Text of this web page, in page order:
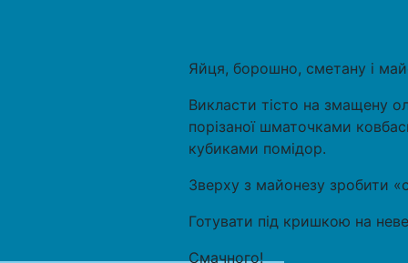
Яйця, борошно, сметану і
Викласти тісто на змащену
порізаної шматочками
кубиками помідор.
Зверху з майонезу зробити
Готувати під кришкою на
Смачного!